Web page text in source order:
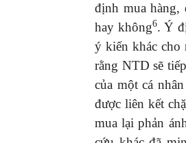
định mua
hay không6. Ý
ý kiến khác cho
rằng NTD sẽ
của một cá
được liên kết
mua lại phản